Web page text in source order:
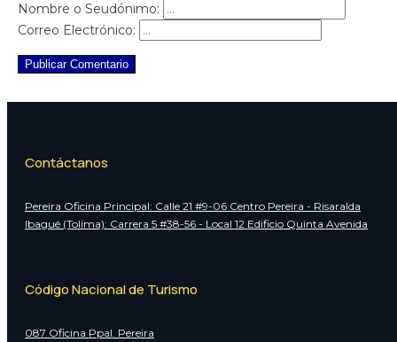
Nombre o Seudónimo:
Correo Electrónico:
Publicar Comentario
Contáctanos
Pereira Oficina Principal: Calle 21 #9-06 Centro Pereira - Risaralda
Ibagué (Tolima): Carrera 5 #38-56 - Local 12 Edificio Quinta Avenida
Código Nacional de Turismo
087 Oficina Ppal. Pereira